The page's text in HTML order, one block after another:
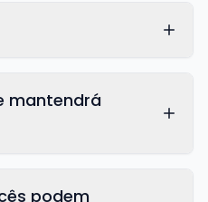
mantendrá
podem